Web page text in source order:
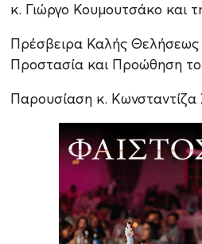
κ. Γιώργο Κουμουτσάκο και
Πρέσβειρα Καλής Θελήσεως
Προστασία και Προώθηση
Παρουσίαση κ.